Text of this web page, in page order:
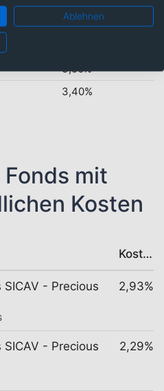
3,64%
3,56%
3,40%
mit
Kosten
Kosten
- Precious
2,93%
- Precious
2,29%
Ablehnen